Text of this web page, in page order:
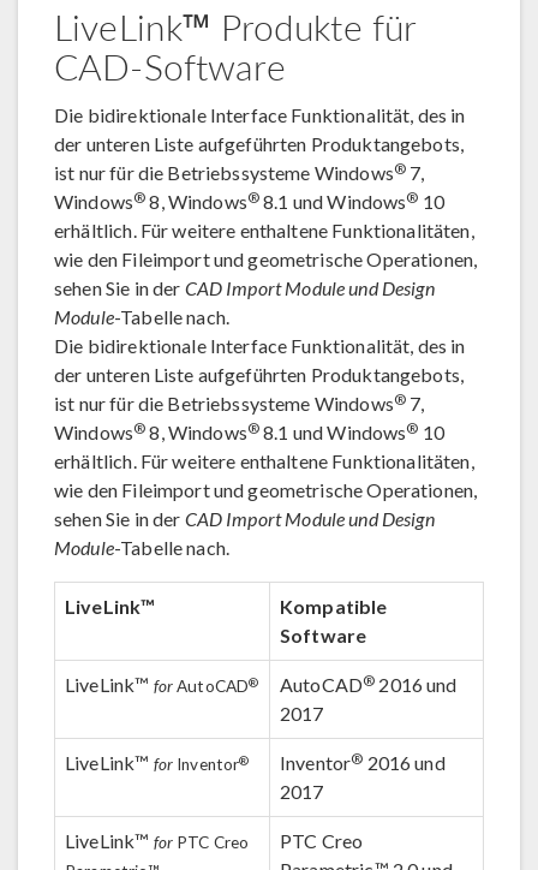
LiveLink™ Produkte für
CAD-Software
Die bidirektionale Interface Funktionalität, des in
der unteren Liste aufgeführten Produktangebots,
ist nur für die Betriebssysteme Windows® 7,
Windows® 8, Windows® 8.1 und Windows® 10
erhältlich. Für weitere enthaltene Funktionalitäten,
wie den Fileimport und geometrische Operationen,
sehen Sie in der CAD Import Module und Design
Module-Tabelle nach.
Die bidirektionale Interface Funktionalität, des in
der unteren Liste aufgeführten Produktangebots,
ist nur für die Betriebssysteme Windows® 7,
Windows® 8, Windows® 8.1 und Windows® 10
erhältlich. Für weitere enthaltene Funktionalitäten,
wie den Fileimport und geometrische Operationen,
sehen Sie in der CAD Import Module und Design
Module-Tabelle nach.
LiveLink™
Kompatible
Software
LiveLink™ forAutoCAD® AutoCAD® 2016 und
2017
LiveLink™ forInventor® Inventor® 2016 und
2017
LiveLink™ forPTC Creo
PTC Creo